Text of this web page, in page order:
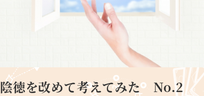
陰徳を改めて考えてみた No.2